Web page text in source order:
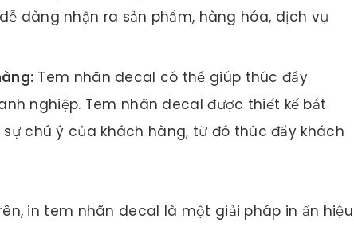
dàng nhận ra sản phẩm, hàng hóa, dịch vụ
Tem nhãn decal có thể giúp thúc đẩy
nghiệp. Tem nhãn decal được thiết kế bắt
chú ý của khách hàng, từ đó thúc đẩy khách
in tem nhãn decal là một giải pháp in ấn hiệu